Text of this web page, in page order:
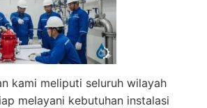
kami meliputi seluruh wilayah
melayani kebutuhan instalasi